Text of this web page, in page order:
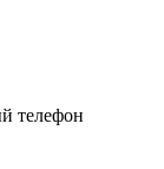
телефон